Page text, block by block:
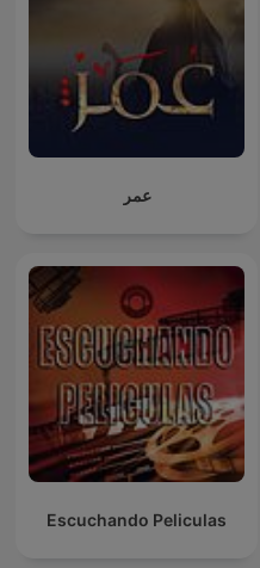
عمر
Escuchando Peliculas